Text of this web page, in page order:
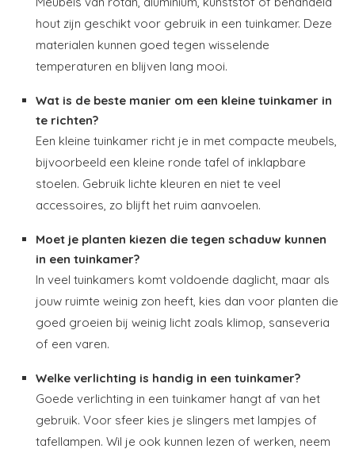
hout zijn geschikt voor gebruik in een tuinkamer. Deze
materialen kunnen goed tegen wisselende
temperaturen en blijven lang mooi.
Wat is de beste manier om een kleine tuinkamer in
te richten?
Een kleine tuinkamer richt je in met compacte meubels,
bijvoorbeeld een kleine ronde tafel of inklapbare
stoelen. Gebruik lichte kleuren en niet te veel
accessoires, zo blijft het ruim aanvoelen.
Moet je planten kiezen die tegen schaduw kunnen
in een tuinkamer?
In veel tuinkamers komt voldoende daglicht, maar als
jouw ruimte weinig zon heeft, kies dan voor planten die
goed groeien bij weinig licht zoals klimop, sanseveria
of een varen.
Welke verlichting is handig in een tuinkamer?
Goede verlichting in een tuinkamer hangt af van het
gebruik. Voor sfeer kies je slingers met lampjes of
tafellampen. Wil je ook kunnen lezen of werken, neem